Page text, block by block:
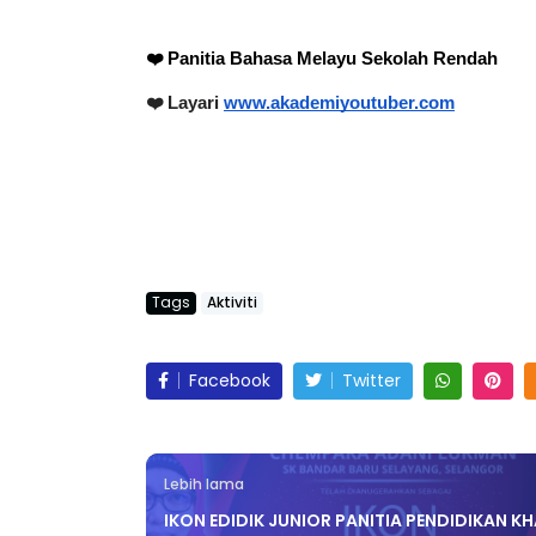
❤️ Panitia Bahasa Melayu Sekolah Rendah
❤️ Layari www.akademiyoutuber.com
Tags Aktiviti
Facebook Twitter
Lebih lama
IKON EDIDIK JUNIOR PANITIA PENDIDIKAN